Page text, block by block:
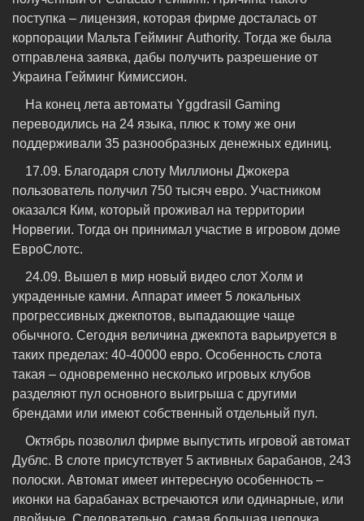
поступка – лицензия, которая фирме досталась от
корпорации Мальта Гейминг Authority. Тогда же была
отправлена заявка, дабы получить разрешение от
Украина Гейминг Кимиссион.
На конец лета автоматы Yggdrasil Gaming
переводились на 24 языка, плюс к тому же они
поддерживали 35 разнообразных денежных единиц.
17.09. Благодаря слоту Миллионы Джокера
пользователь получил 750 тысяч евро. Участником
оказался Ким, который проживал на территории
Норвегии. Тогда он принимал участие в игровом доме
ЕвроСлотс.
24.09. Вышел в мир новый видео слот Холм и
украденные камни. Аппарат имеет 5 локальных
прогрессивных джекпотов, выпадающие чаще
обычного. Сегодня величина джекпота варьируется в
таких пределах: 40-40000 евро. Особенность слота
такая – одновременно несколько игровых клубов
разделяют пул основного выигрыша с другими
брендами или имеют собственный отдельный пул.
Октябрь позволил фирме выпустить игровой автомат
Дублс. В слоте присутствует 5 активных барабанов, 243
полоски. Автомат имеет интересную особенность –
иконки на барабанах встречаются или одинарные, или